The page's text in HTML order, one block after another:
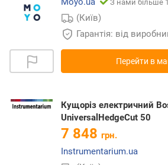
З нами більше
(Київ)
Гарантія: від
Перейти в
Кущоріз електричний
UniversalHedgeCut 50
7 848 грн.
Instrumentarium.ua